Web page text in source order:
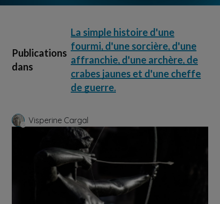
Publications
dans
La simple histoire d'une
fourmi, d'une sorcière, d'une
affranchie, d'une archère, de
crabes jaunes et d'une cheffe
de guerre.
Visperine Cargal